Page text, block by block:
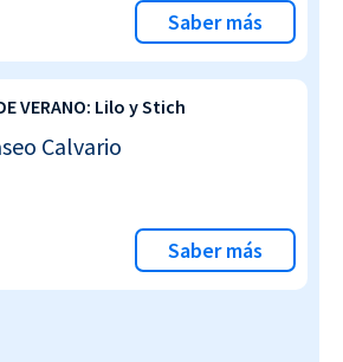
Saber más
VERANO: Lilo y Stich
Calvario
Saber más